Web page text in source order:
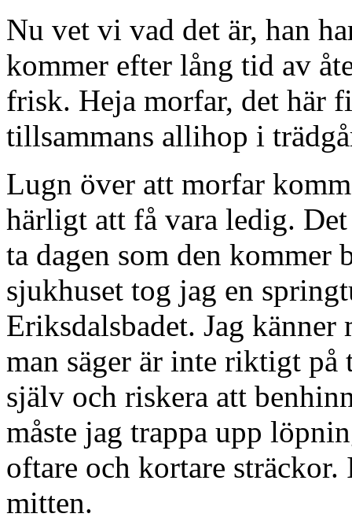
Nu vet vi vad det är, han
kommer efter lång tid av
frisk. Heja morfar, det här
tillsammans allihop i
Lugn över att morfar
härligt att få vara ledig.
ta dagen som den kommer
sjukhuset tog jag en
Eriksdalsbadet. Jag
man säger är inte riktigt på
själv och riskera att
måste jag trappa upp
oftare och kortare
mitten.